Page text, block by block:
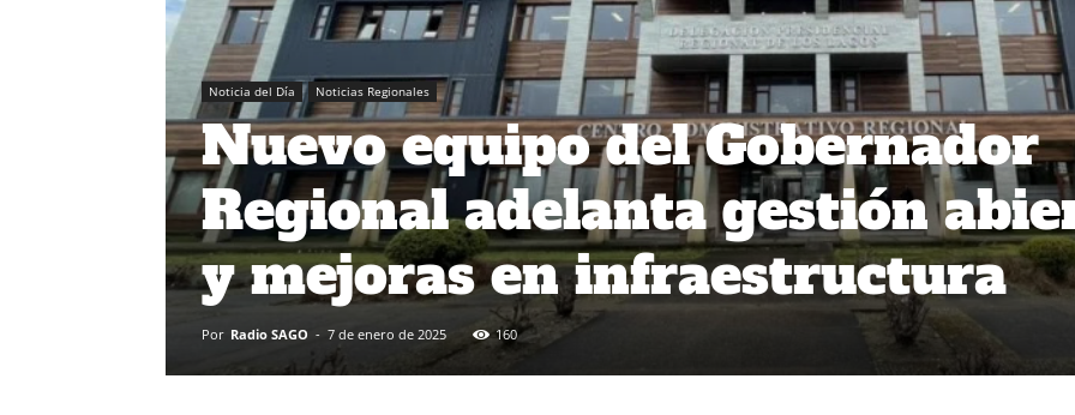
Noticia del Día Noticias Regionales
Nuevo equipo del Gobernador
Regional adelanta gestión
y mejoras en infraestructura
Por Radio SAGO - 7 de enero de 2025 160